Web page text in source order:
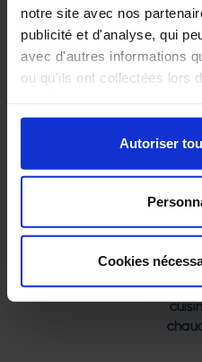
notre site avec nos
publicité et d'analyse, qui
avec d'autres informations
ou qu'ils ont collectées lors
Autoriser
Cookies
38530
04 58
Footer
menu
nos